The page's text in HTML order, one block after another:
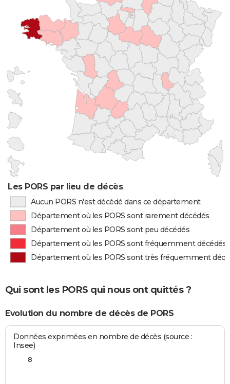
Les PORS par lieu de décès
Aucun PORS n'est décédé dans ce département
Département où les PORS sont rarement décédés
Département où les PORS sont peu décédés
Département où les PORS sont fréquemment décédés
Département où les PORS sont très fréquemment
Qui sont les PORS qui nous ont quittés ?
Evolution du nombre de décès de PORS
Données exprimées en nombre de décès (source :
Insee)
8